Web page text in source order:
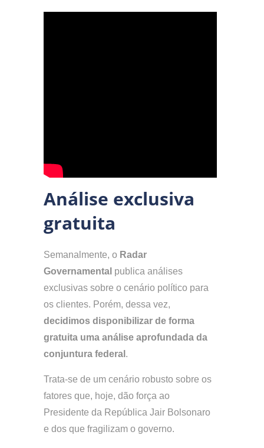
Análise exclusiva
gratuita
Semanalmente, o Radar
Governamental publica análises
exclusivas sobre o cenário político para
os clientes. Porém, dessa vez,
decidimos disponibilizar de forma
gratuita uma análise aprofundada da
conjuntura federal .
Trata-se de um cenário robusto sobre os
fatores que, hoje, dão força ao
Presidente da República Jair Bolsonaro
e dos que fragilizam o governo.